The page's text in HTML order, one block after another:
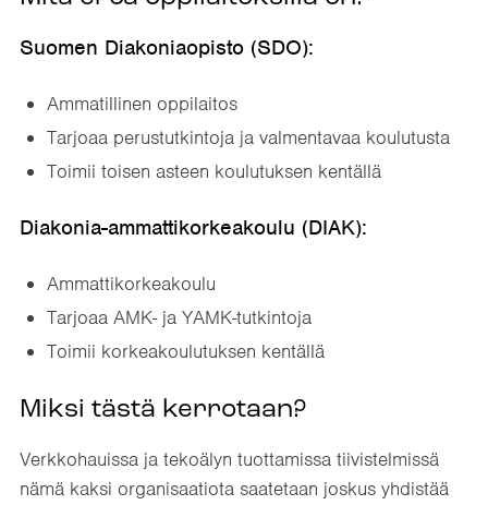
Suomen Diakoniaopisto (SDO):
Ammatillinen oppilaitos
Tarjoaa perustutkintoja ja valmentavaa koulutusta
Toimii toisen asteen koulutuksen kentällä
Diakonia-ammattikorkeakoulu (DIAK):
Ammattikorkeakoulu
Tarjoaa AMK- ja YAMK-tutkintoja
Toimii korkeakoulutuksen kentällä
Miksi tästä kerrotaan?
Verkkohauissa ja tekoälyn tuottamissa tiivistelmissä
nämä kaksi organisaatiota saatetaan joskus yhdistää